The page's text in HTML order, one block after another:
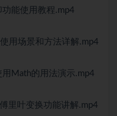
能使用教程.mp4
用场景和方法详解.mp4
Math的用法演示.mp4
里叶变换功能讲解.mp4